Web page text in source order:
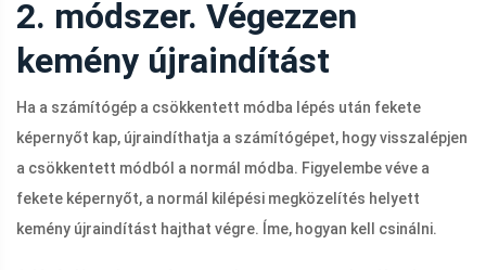
2. módszer. Végezzen
kemény újraindítást
Ha a számítógép a csökkentett módba lépés után fekete
képernyőt kap, újraindíthatja a számítógépet, hogy visszalépjen
a csökkentett módból a normál módba. Figyelembe véve a
fekete képernyőt, a normál kilépési megközelítés helyett
kemény újraindítást hajthat végre. Íme, hogyan kell csinálni.